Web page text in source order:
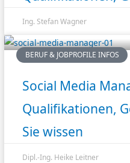
Ing. Stefan Wagner
BERUF & JOBPROFILE INFOS
Social Media
Qualifikationen,
Sie wissen
Dipl.-Ing. Heike Leitner